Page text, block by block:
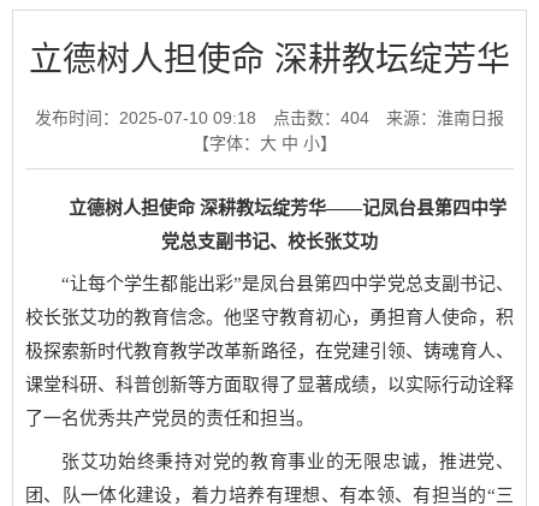
立德树人担使命 深耕教坛绽芳华
发布时间：2025-07-10 09:18 点击数： 404
来源：淮南日报
【字体： 大 中 小】
立德树人担使命 深耕教坛绽芳华——记凤台县第四中学
党总支副书记、校长张艾功
“让每个学生都能出彩”是凤台县第四中学党总支副书记、
校长张艾功的教育信念。他坚守教育初心，勇担育人使命，积
极探索新时代教育教学改革新路径，在党建引领、铸魂育人、
课堂科研、科普创新等方面取得了显著成绩，以实际行动诠释
了一名优秀共产党员的责任和担当。
张艾功始终秉持对党的教育事业的无限忠诚，推进党、
团、队一体化建设，着力培养有理想、有本领、有担当的“三